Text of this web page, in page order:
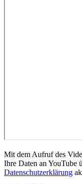
Mit dem Aufruf des
Ihre Daten an YouTube
Datenschutzerklärung